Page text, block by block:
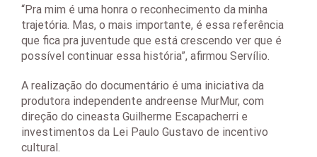
“Pra mim é uma honra o reconhecimento da minha
trajetória. Mas, o mais importante, é essa referência
que fica pra juventude que está crescendo ver que é
possível continuar essa história”, afirmou Servílio.
A realização do documentário é uma iniciativa da
produtora independente andreense MurMur, com
direção do cineasta Guilherme Escapacherri e
investimentos da Lei Paulo Gustavo de incentivo
cultural.